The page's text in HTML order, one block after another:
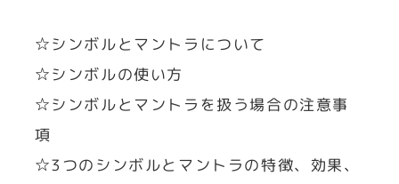
☆シンボルとマントラについて
☆シンボルの使い方
☆シンボルとマントラを扱う場合の注意事
項
☆3つのシンボルとマントラの特徴、効果、